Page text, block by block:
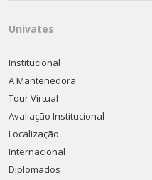
Univates
Institucional
A Mantenedora
Tour Virtual
Avaliação Institucional
Localização
Internacional
Diplomados